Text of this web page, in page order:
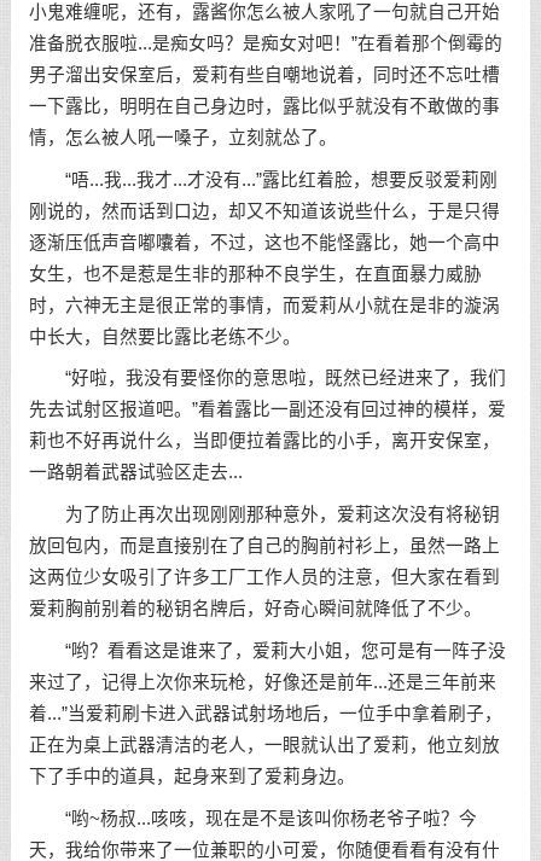
小鬼难缠呢，还有，露酱你怎么被人家吼了一句就自己开始
准备脱衣服啦...是痴女吗？是痴女对吧！”在看着那个倒霉的
男子溜出安保室后，爱莉有些自嘲地说着，同时还不忘吐槽
一下露比，明明在自己身边时，露比似乎就没有不敢做的事
情，怎么被人吼一嗓子，立刻就怂了。
“唔...我...我才...才没有...”露比红着脸，想要反驳爱莉刚
刚说的，然而话到口边，却又不知道该说些什么，于是只得
逐渐压低声音嘟囔着，不过，这也不能怪露比，她一个高中
女生，也不是惹是生非的那种不良学生，在直面暴力威胁
时，六神无主是很正常的事情，而爱莉从小就在是非的漩涡
中长大，自然要比露比老练不少。
“好啦，我没有要怪你的意思啦，既然已经进来了，我们
先去试射区报道吧。”看着露比一副还没有回过神的模样，爱
莉也不好再说什么，当即便拉着露比的小手，离开安保室，
一路朝着武器试验区走去...
为了防止再次出现刚刚那种意外，爱莉这次没有将秘钥
放回包内，而是直接别在了自己的胸前衬衫上，虽然一路上
这两位少女吸引了许多工厂工作人员的注意，但大家在看到
爱莉胸前别着的秘钥名牌后，好奇心瞬间就降低了不少。
“哟？看看这是谁来了，爱莉大小姐，您可是有一阵子没
来过了，记得上次你来玩枪，好像还是前年...还是三年前来
着...”当爱莉刷卡进入武器试射场地后，一位手中拿着刷子，
正在为桌上武器清洁的老人，一眼就认出了爱莉，他立刻放
下了手中的道具，起身来到了爱莉身边。
“哟~杨叔...咳咳，现在是不是该叫你杨老爷子啦？今
天，我给你带来了一位兼职的小可爱，你随便看看有没有什